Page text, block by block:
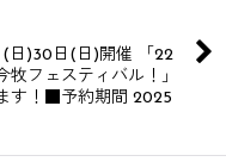
(日)30日(日)開催 「22
牧フェスティバル！」
す！​​ ■予約期間 2025